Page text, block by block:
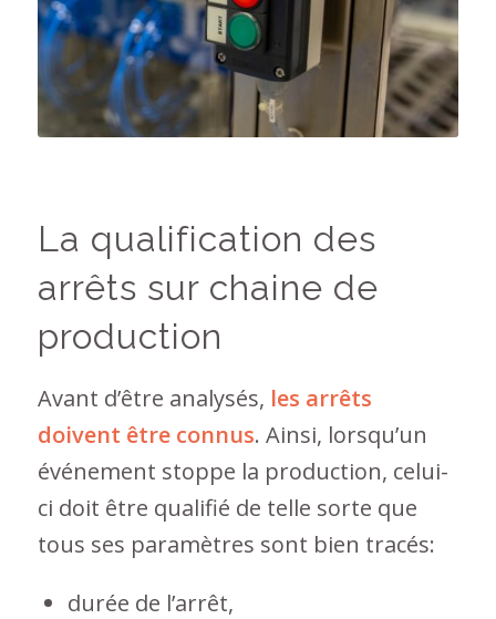
La qualification des
arrêts sur chaine de
production
Avant d’être analysés, les arrêts
doivent être connus. Ainsi, lorsqu’un
événement stoppe la production, celui-
ci doit être qualifié de telle sorte que
tous ses paramètres sont bien tracés:
durée de l’arrêt,